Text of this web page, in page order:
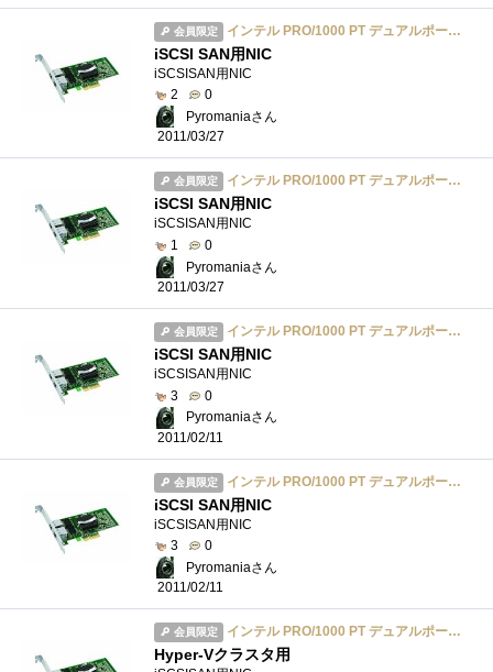
会員限定 インテル PRO/1000 PT デュアルポート サーバ・アダプタ EXPI9402PT
iSCSI SAN用NIC
iSCSISAN用NIC
2
0
Pyromaniaさん
2011/03/27
会員限定 インテル PRO/1000 PT デュアルポート サーバ・アダプタ EXPI9402PT
iSCSI SAN用NIC
iSCSISAN用NIC
1
0
Pyromaniaさん
2011/03/27
会員限定 インテル PRO/1000 PT デュアルポート サーバ・アダプタ EXPI9402PT
iSCSI SAN用NIC
iSCSISAN用NIC
3
0
Pyromaniaさん
2011/02/11
会員限定 インテル PRO/1000 PT デュアルポート サーバ・アダプタ EXPI9402PT
iSCSI SAN用NIC
iSCSISAN用NIC
3
0
Pyromaniaさん
2011/02/11
会員限定 インテル PRO/1000 PT デュアルポート サーバ・アダプタ EXPI9402PT
Hyper-Vクラスタ用